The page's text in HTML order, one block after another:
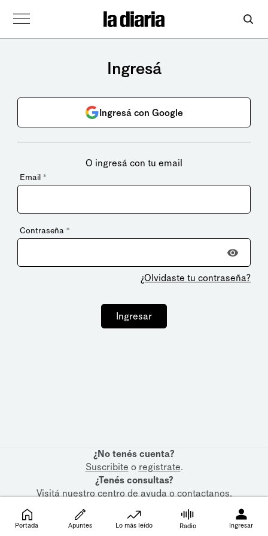
Ingresá
Ingresá con Google
O ingresá con tu email
Email *
Contraseña *
¿Olvidaste tu contraseña?
Ingresar
¿No tenés cuenta?
Suscribite o registrate.
¿Tenés consultas?
Visitá nuestrocentro de ayudaocontactanos.
Portada Apuntes Lo más leído Radio Ingresar